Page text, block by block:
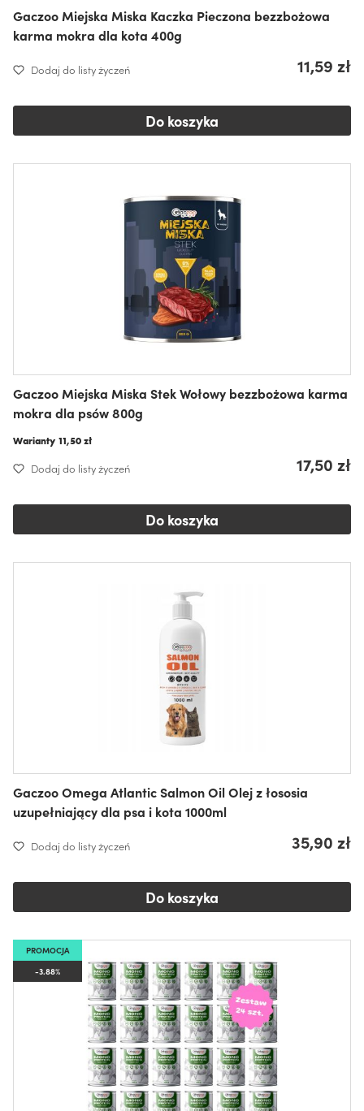
Gaczoo Miejska Miska Kaczka Pieczona bezzbożowa
karma mokra dla kota 400g
Dodaj do listy życzeń 11,59 zł
Do koszyka
Gaczoo Miejska Miska Stek Wołowy bezzbożowa karma
mokra dla psów 800g
Warianty 11,50 zł
Dodaj do listy życzeń 17,50 zł
Do koszyka
Gaczoo Omega Atlantic Salmon Oil Olej z łososia
uzupełniający dla psa i kota 1000ml
Dodaj do listy życzeń 35,90 zł
Do koszyka
PROMOCJA
-3.88%